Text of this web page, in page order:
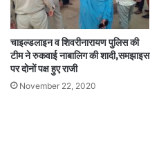
चाइल्डलाइन व शिवरीनारायण पुलिस की
टीम ने रुकवाई नाबालिग की शादी,समझाइस
पर दोनों पक्ष हुए राजी
November 22, 2020